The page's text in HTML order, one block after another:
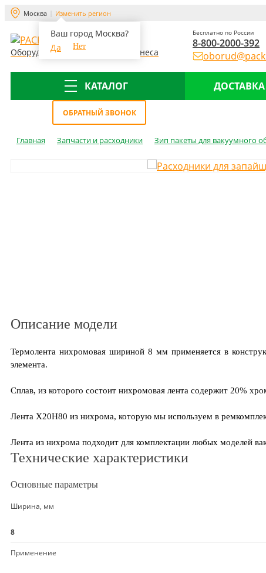
Москва Изменить регион
Ваш город Москва?
Да
Нет
Оборудование для склада и бизнеса
Бесплатно по России
8-800-2000-392
КАТАЛОГ
ОБРАТНЫЙ ЗВОНОК
Главная Запчасти и расходники Зип пакеты для вакуумного
Описание модели
Термолента нихромовая шириной 8 мм применяется в
элемента.
Сплав, из которого состоит нихромовая лента содержит 20%
Лента Х20Н80 из нихрома, которую мы используем в
Лента из нихрома подходит для комплектации любых моделей
Технические характеристики
Основные параметры
Ширина, мм
8
Применение